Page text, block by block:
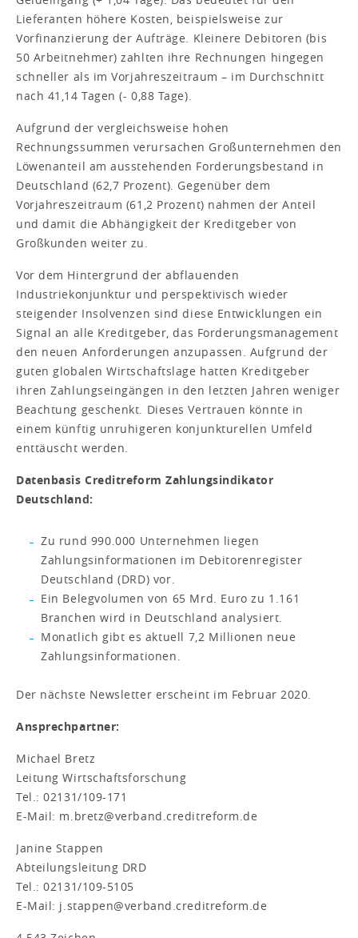
Lieferanten höhere Kosten, beispielsweise zur
Vorfinanzierung der Aufträge. Kleinere Debitoren (bis
50 Arbeitnehmer) zahlten ihre Rechnungen hingegen
schneller als im Vorjahreszeitraum – im Durchschnitt
nach 41,14 Tagen (- 0,88 Tage).
Aufgrund der vergleichsweise hohen
Rechnungssummen verursachen Großunternehmen den
Löwenanteil am ausstehenden Forderungsbestand in
Deutschland (62,7 Prozent). Gegenüber dem
Vorjahreszeitraum (61,2 Prozent) nahmen der Anteil
und damit die Abhängigkeit der Kreditgeber von
Großkunden weiter zu.
Vor dem Hintergrund der abflauenden
Industriekonjunktur und perspektivisch wieder
steigender Insolvenzen sind diese Entwicklungen ein
Signal an alle Kreditgeber, das Forderungsmanagement
den neuen Anforderungen anzupassen. Aufgrund der
guten globalen Wirtschaftslage hatten Kreditgeber
ihren Zahlungseingängen in den letzten Jahren weniger
Beachtung geschenkt. Dieses Vertrauen könnte in
einem künftig unruhigeren konjunkturellen Umfeld
enttäuscht werden.
Datenbasis Creditreform Zahlungsindikator
Deutschland:
Zu rund 990.000 Unternehmen liegen
Zahlungsinformationen im Debitorenregister
Deutschland (DRD) vor.
Ein Belegvolumen von 65 Mrd. Euro zu 1.161
Branchen wird in Deutschland analysiert.
Monatlich gibt es aktuell 7,2 Millionen neue
Zahlungsinformationen.
Der nächste Newsletter erscheint im Februar 2020.
Ansprechpartner:
Michael Bretz
Leitung Wirtschaftsforschung
Tel.: 02131/109-171
E-Mail: m.bretz@verband.creditreform.de
Janine Stappen
Abteilungsleitung DRD
Tel.: 02131/109-5105
E-Mail: j.stappen@verband.creditreform.de